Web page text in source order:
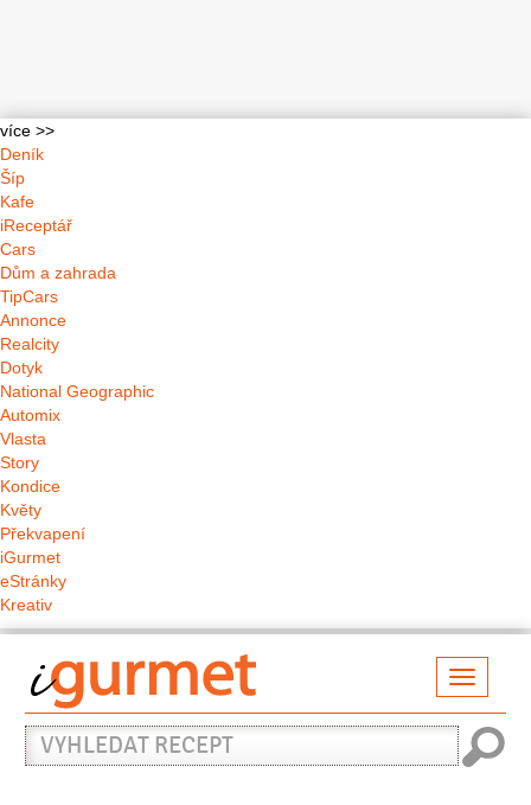
více >>
Deník
Šíp
Kafe
iReceptář
Cars
Dům a zahrada
TipCars
Annonce
Realcity
Dotyk
National Geographic
Automix
Vlasta
Story
Kondice
Květy
Překvapení
iGurmet
eStránky
Kreativ
Vyhledat
recept